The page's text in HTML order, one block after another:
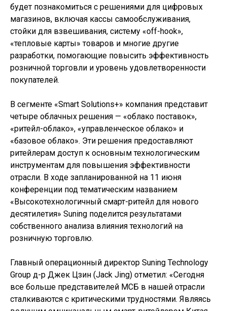
будет познакомиться с решениями для цифровых
магазинов, включая кассы самообслуживания,
стойки для взвешивания, систему «off-hook»,
«тепловые карты» товаров и многие другие
разработки, помогающие повысить эффективность
розничной торговли и уровень удовлетворенности
покупателей.
В сегменте «Smart Solutions+» компания представит
четыре облачных решения — «облако поставок»,
«ритейл-облако», «управленческое облако» и
«базовое облако». Эти решения предоставляют
ритейлерам доступ к основным технологическим
инструментам для повышения эффективности
отрасли. В ходе запланированной на 11 июня
конференции под тематическим названием
«Высокотехнологичный смарт-ритейл для нового
десятилетия» Suning поделится результатами
собственного анализа влияния технологий на
розничную торговлю.
Главный операционный директор Suning Technology
Group д-р Джек Цзин (Jack Jing) отметил: «Сегодня
все больше представителей МСБ в нашей отрасли
сталкиваются с критическими трудностями. Являясь